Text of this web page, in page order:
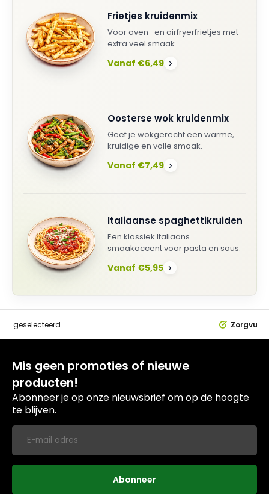
Frietjes kruidenmix
Voor oven- en airfryerfrietjes met
extra veel smaak.
Vanaf €6,49 ›
Oosterse wok kruidenmix
Geef je wokgerecht een warme,
kruidige en volle smaak.
Vanaf €7,49 ›
Italiaanse spaghettikruiden
Een klassiek Italiaans
smaakaccent voor pasta en saus.
Vanaf €5,95 ›
geselecteerd
Mis geen promoties of nieuwe
producten!
Abonneer je op onze nieuwsbrief om op de hoogte
te blijven.
Abonneer